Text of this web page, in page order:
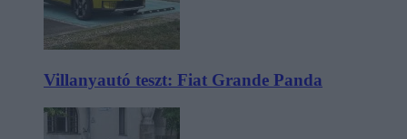
Villanyautó teszt: Fiat Grande Panda